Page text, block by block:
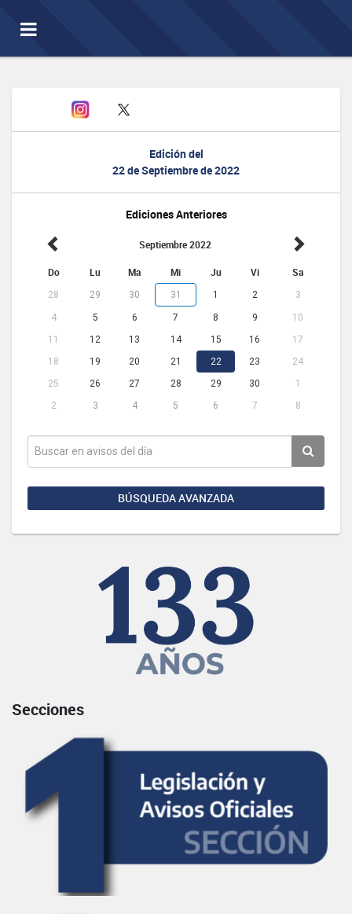
Toggle
navigation
Edición del
22 de Septiembre de 2022
Ediciones Anteriores
Septiembre 2022
Do Lu Ma Mi Ju Vi Sa
28 29 30 31 1 2 3
4 5 6 7 8 9
10
11
12 13 14 15 16
17
18
19 20 21 22 23
24
25
26 27 28 29 30
1
2
3 4 5 6 7 8
BÚSQUEDA AVANZADA
Secciones